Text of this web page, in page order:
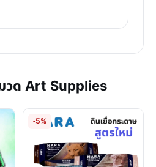
วด Art Supplies
-5%